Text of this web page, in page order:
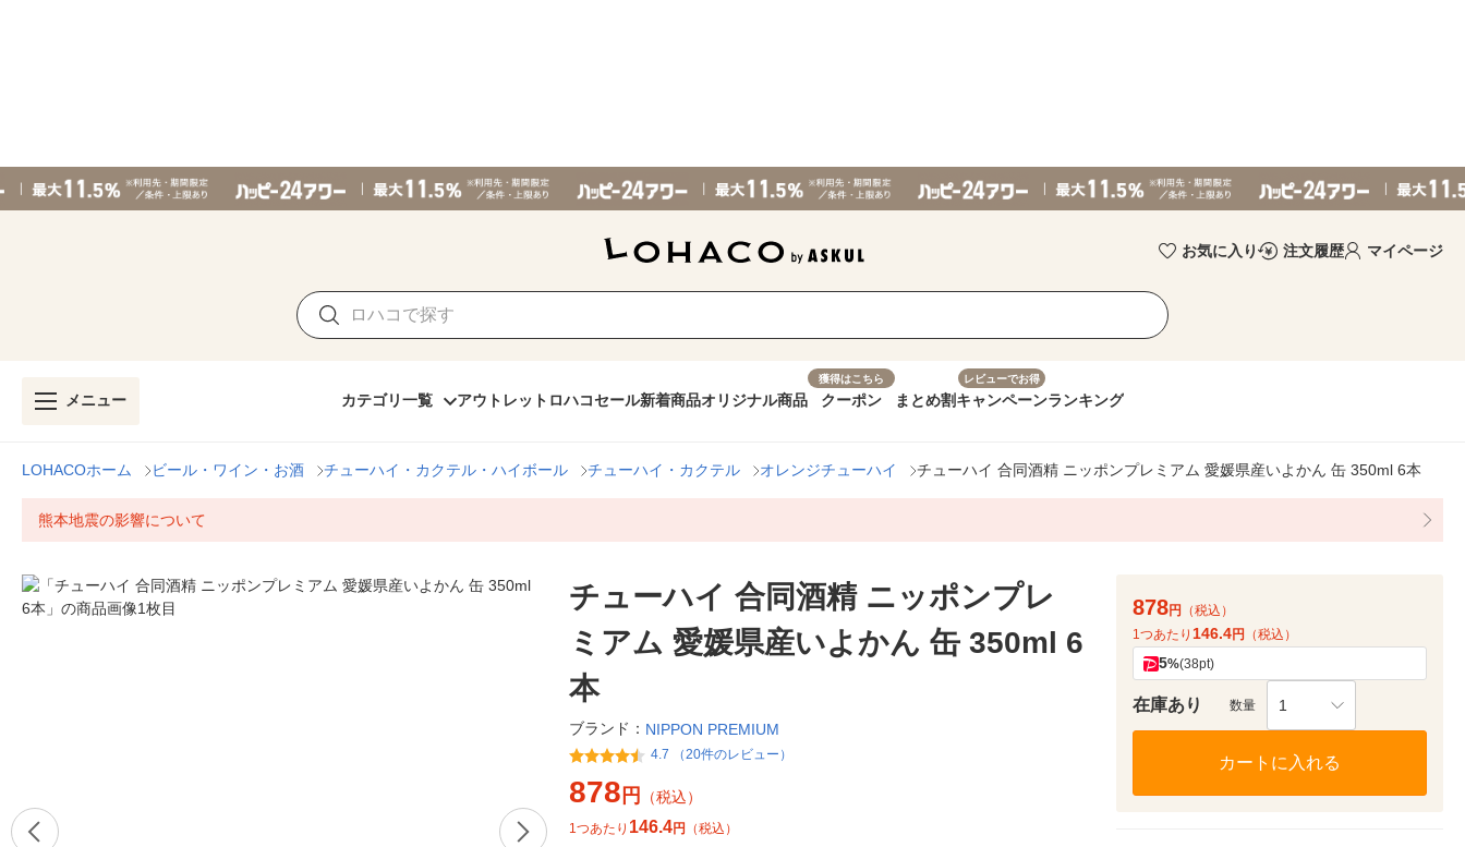
お気に入り 注文履歴 マイページ
メニュー カテゴリ一覧 アウトレット ロハコセール新着商品オリジナル商品
獲得はこちら
クーポン まとめ割
レビューでお得
キャンペーンランキング
LOHACOホーム ビール・ワイン・お酒 チューハイ・カクテル・ハイボール チューハイ・カクテル オレンジチューハイ チューハイ 合同酒精 ニッポンプレミアム 愛媛県産いよかん 缶 350ml 6本
熊本地震の影響について
チューハイ 合同酒精 ニッポンプレ
ミアム 愛媛県産いよかん 缶 350ml 6
本
ブランド： NIPPON PREMIUM
4.7 （20件のレビュー）
878 円 （税込）
1つあたり 146.4円 （税込）
878円
（税込）
1つあたり 146.4円 （税込）
5%(38pt)
在庫あり 数量 1
カートに入れる